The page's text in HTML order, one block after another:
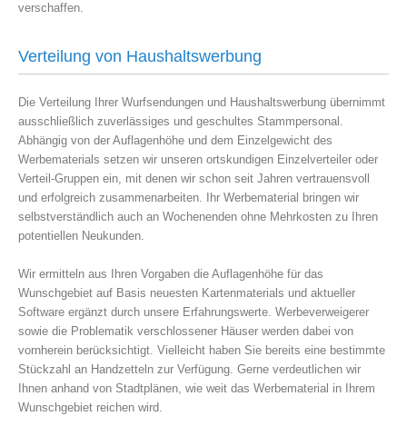
verschaffen.
Verteilung von Haushaltswerbung
Die Verteilung Ihrer Wurfsendungen und Haushaltswerbung übernimmt
ausschließlich zuverlässiges und geschultes Stammpersonal.
Abhängig von der Auflagenhöhe und dem Einzelgewicht des
Werbematerials setzen wir unseren ortskundigen Einzelverteiler oder
Verteil-Gruppen ein, mit denen wir schon seit Jahren vertrauensvoll
und erfolgreich zusammenarbeiten. Ihr Werbematerial bringen wir
selbstverständlich auch an Wochenenden ohne Mehrkosten zu Ihren
potentiellen Neukunden.
Wir ermitteln aus Ihren Vorgaben die Auflagenhöhe für das
Wunschgebiet auf Basis neuesten Kartenmaterials und aktueller
Software ergänzt durch unsere Erfahrungswerte. Werbeverweigerer
sowie die Problematik verschlossener Häuser werden dabei von
vornherein berücksichtigt. Vielleicht haben Sie bereits eine bestimmte
Stückzahl an Handzetteln zur Verfügung. Gerne verdeutlichen wir
Ihnen anhand von Stadtplänen, wie weit das Werbematerial in Ihrem
Wunschgebiet reichen wird.